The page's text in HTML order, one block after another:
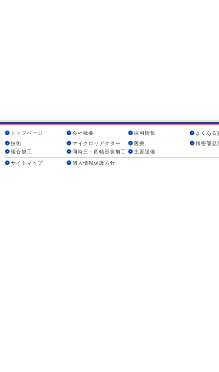
トップページ 会社概要 採用情報
よくある
技術
マイクロリアクター 医療
精密部品
複合加工
同時三・四軸形状加工 主要設備
サイトマップ 個人情報保護方針